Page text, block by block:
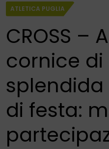
ATLETICA PUGLIA
CROSS –
cornice di
di festa: